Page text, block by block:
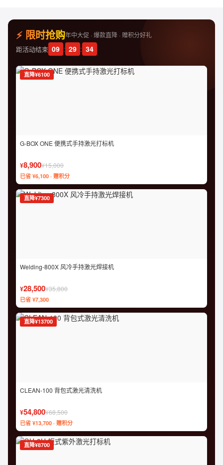
⚡ 限时抢购年中大促 · 爆款直降 · 赠积分好礼
距活动结束 09 : 29 : 33
直降¥6100
G-BOX ONE 便携式手持激光打标机
¥8,900¥15,000
已省 ¥6,100 · 赠积分
直降¥7300
Welding-800X 风冷手持激光焊接机
¥28,500¥35,800
已省 ¥7,300
直降¥13700
CLEAN-100 背包式激光清洗机
¥54,800¥68,500
已省 ¥13,700 · 赠积分
直降¥8700